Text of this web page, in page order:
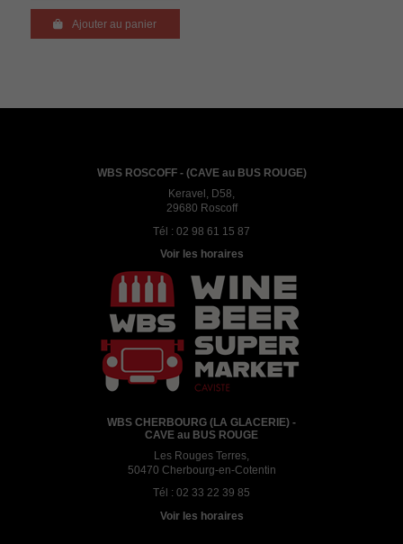
Ajouter au panier
WBS ROSCOFF - (CAVE au BUS ROUGE)
Keravel, D58,
29680 Roscoff
Tél : 02 98 61 15 87
Voir les horaires
WBS CHERBOURG (LA GLACERIE) -
CAVE au BUS ROUGE
Les Rouges Terres,
50470 Cherbourg-en-Cotentin
Tél : 02 33 22 39 85
Voir les horaires